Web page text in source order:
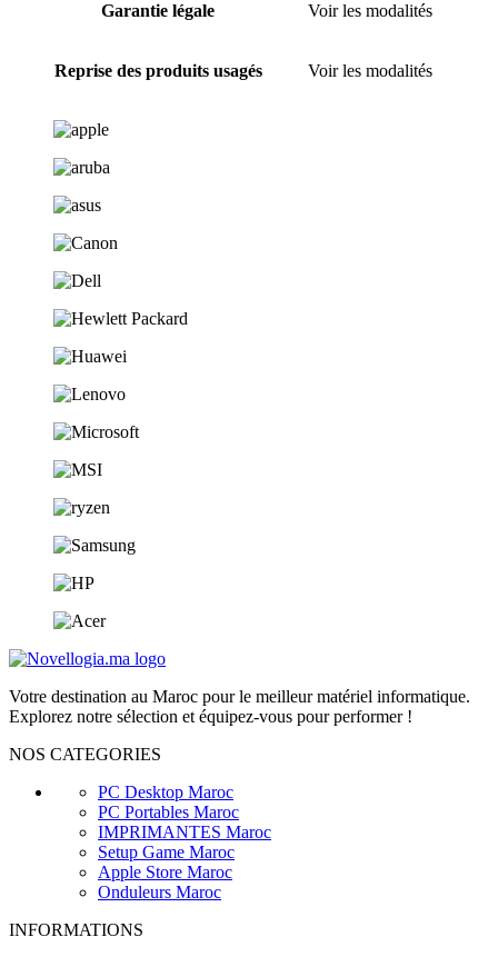
Garantie légale Voir les modalités
Reprise des produits usagés Voir les modalités
Votre destination au Maroc pour le meilleur matériel informatique.
Explorez notre sélection et équipez-vous pour performer !
NOS CATEGORIES
PC Desktop Maroc
PC Portables Maroc
IMPRIMANTES Maroc
Setup Game Maroc
Apple Store Maroc
Onduleurs Maroc
INFORMATIONS